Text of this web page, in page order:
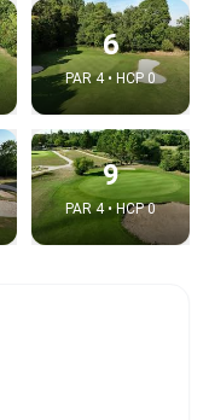
6
PAR 4 • HCP 0
9
PAR 4 • HCP 0